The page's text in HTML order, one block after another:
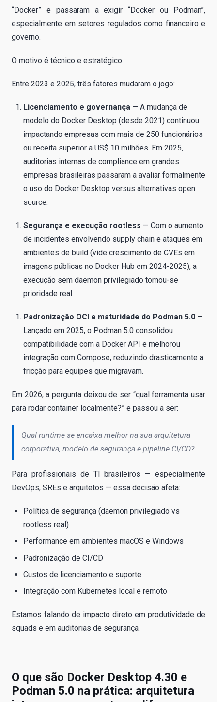
“Docker” e passaram a exigir “Docker ou Podman”,
especialmente em setores regulados como financeiro e
governo.
O motivo é técnico e estratégico.
Entre 2023 e 2025, três fatores mudaram o jogo:
Licenciamento e governança — A mudança de
modelo do Docker Desktop (desde 2021) continuou
impactando empresas com mais de 250 funcionários
ou receita superior a US$ 10 milhões. Em 2025,
auditorias internas de compliance em grandes
empresas brasileiras passaram a avaliar formalmente
o uso do Docker Desktop versus alternativas open
source.
Segurança e execução rootless — Com o aumento
de incidentes envolvendo supply chain e ataques em
ambientes de build (vide crescimento de CVEs em
imagens públicas no Docker Hub em 2024-2025), a
execução sem daemon privilegiado tornou-se
prioridade real.
Padronização OCI e maturidade do Podman 5.0 —
Lançado em 2025, o Podman 5.0 consolidou
compatibilidade com a Docker API e melhorou
integração com Compose, reduzindo drasticamente a
fricção para equipes que migravam.
Em 2026, a pergunta deixou de ser “qual ferramenta usar
para rodar container localmente?” e passou a ser:
Qual runtime se encaixa melhor na sua arquitetura
corporativa, modelo de segurança e pipeline CI/CD?
Para profissionais de TI brasileiros — especialmente
DevOps, SREs e arquitetos — essa decisão afeta:
Política de segurança (daemon privilegiado vs
rootless real)
Performance em ambientes macOS e Windows
Padronização de CI/CD
Custos de licenciamento e suporte
Integração com Kubernetes local e remoto
Estamos falando de impacto direto em produtividade de
squads e em auditorias de segurança.
O que são Docker Desktop 4.30 e
Podman 5.0 na prática: arquitetura